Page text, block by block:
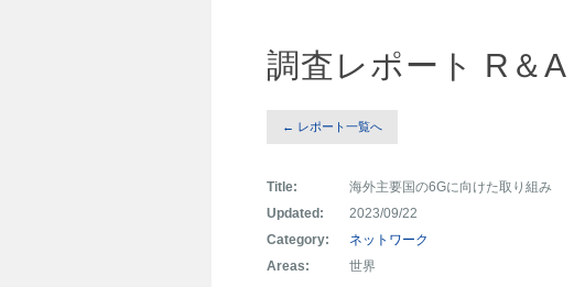
調査レポート R＆A
← レポート一覧へ
Title:
海外主要国の6Gに向けた取り組み
Updated:
2023/09/22
Category:
ネットワーク
Areas:
世界